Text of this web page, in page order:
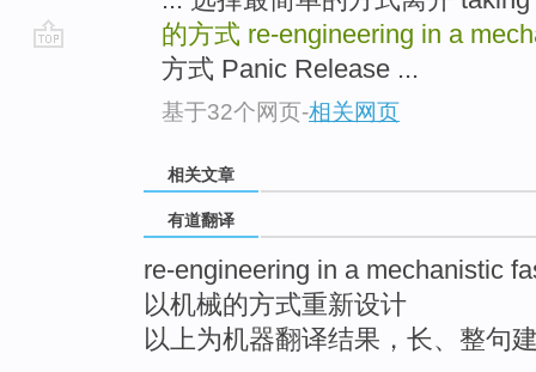
的方式 re-engineering in a
方式 Panic Release ...
基于32个网页-相关网页
相关文章
有道翻译
re-engineering in a mechanistic
以机械的方式重新设计
以上为机器翻译结果，长、整句